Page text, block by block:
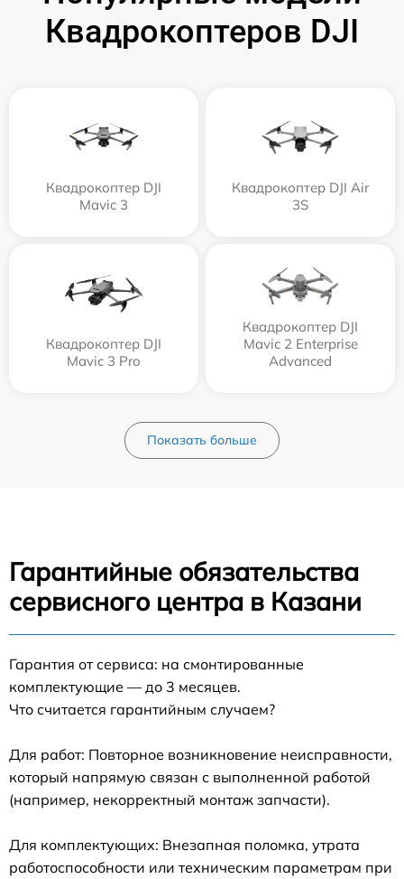
Квадрокоптеров DJI
Квадрокоптер DJI
Mavic 3
Квадрокоптер DJI Air
3S
Квадрокоптер DJI
Mavic 3 Pro
Квадрокоптер DJI
Mavic 2 Enterprise
Advanced
Показать больше
Гарантийные обязательства
сервисного центра в Казани
Гарантия от сервиса: на смонтированные
комплектующие — до 3 месяцев.
Что считается гарантийным случаем?
Для работ: Повторное возникновение неисправности,
который напрямую связан с выполненной работой
(например, некорректный монтаж запчасти).
Для комплектующих: Внезапная поломка, утрата
работоспособности или техническим параметрам при